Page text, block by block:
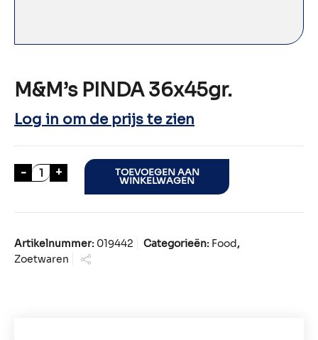
M&M’s PINDA 36x45gr.
Log in om de prijs te zien
- M&M's PINDA 36x45gr. aantal
+ TOEVOEGEN AAN
WINKELWAGEN
Artikelnummer: 019442 Categorieën: Food,
Zoetwaren